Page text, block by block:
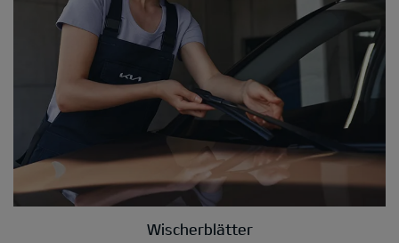
Wischerblätter